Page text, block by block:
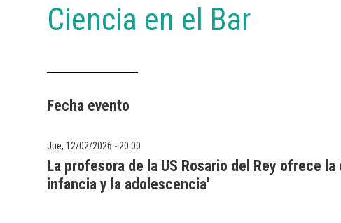
Ciencia en el Bar
Fecha evento
Jue, 12/02/2026 - 20:00
La profesora de la US Rosario del Rey ofrece
infancia y la adolescencia'